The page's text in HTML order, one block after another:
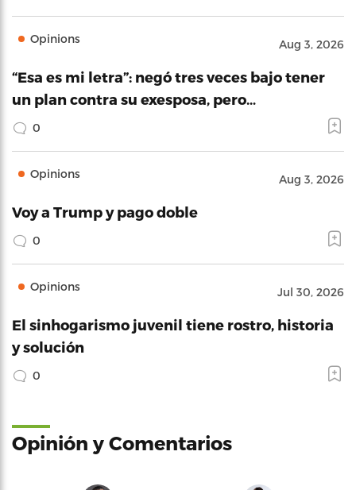
Opinions Aug 3, 2026
“Esa es mi letra”: negó tres veces bajo tener
un plan contra su exesposa, pero…
0
Opinions Aug 3, 2026
Voy a Trump y pago doble
0
Opinions Jul 30, 2026
El sinhogarismo juvenil tiene rostro, historia
y solución
0
Opinión y Comentarios